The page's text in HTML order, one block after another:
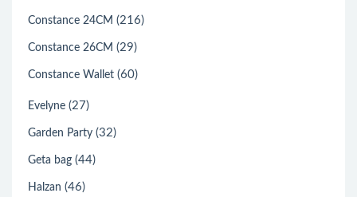
Constance 24CM (216)
Constance 26CM (29)
Constance Wallet (60)
Evelyne (27)
Garden Party (32)
Geta bag (44)
Halzan (46)